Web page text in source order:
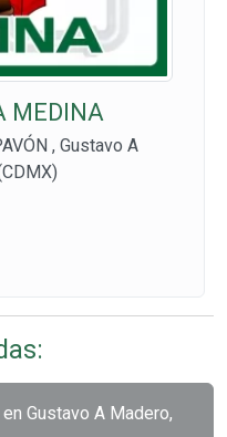
MEDINA
, Gustavo A
Gustavo A Madero,